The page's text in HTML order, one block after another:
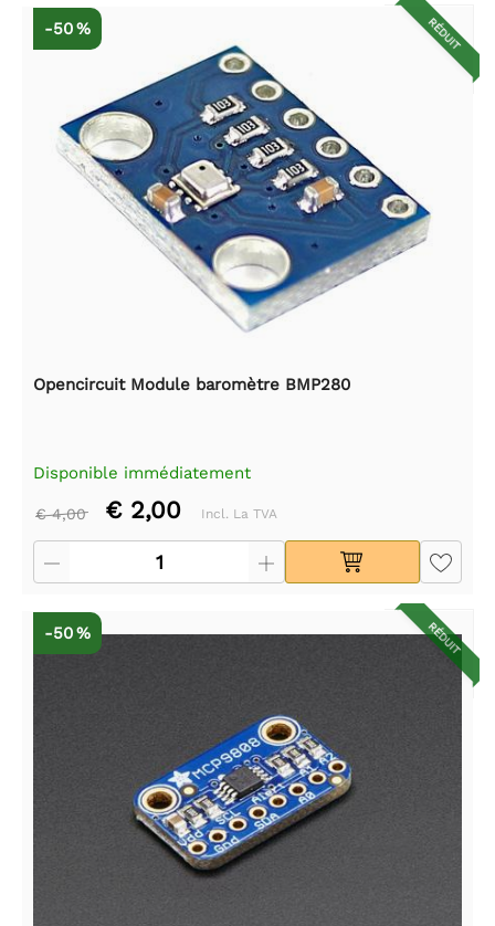
RÉDUIT
-50 %
Opencircuit Module baromètre BMP280
Disponible immédiatement
€ 4,00 € 2,00 Incl. La TVA
RÉDUIT
-50 %